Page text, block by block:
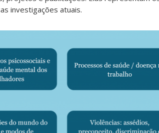
investigações atuais.